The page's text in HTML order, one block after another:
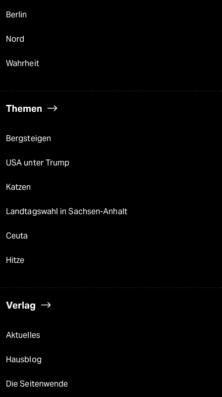
Berlin
Nord
Wahrheit
Themen
Bergsteigen
USA unter Trump
Katzen
Landtagswahl in Sachsen-Anhalt
Ceuta
Hitze
Verlag
Aktuelles
Hausblog
Die Seitenwende